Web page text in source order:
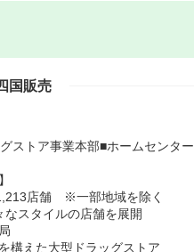
国販売
ストア事業本部■ホームセンター
店舗 ※一部地域を除く
スタイルの店舗を展開
構えた大型ドラッグストア